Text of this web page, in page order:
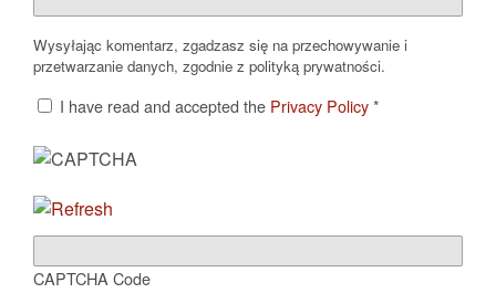
Wysyłając komentarz, zgadzasz się na przechowywanie i
przetwarzanie danych, zgodnie z polityką prywatności.
I have read and accepted the Privacy Policy*
CAPTCHA Code